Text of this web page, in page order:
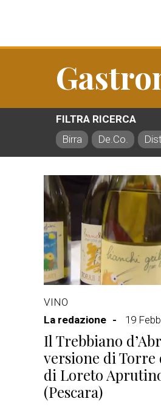
FILTRA RICERCA
Birra
De.Co.
VINO
La redazione
19
Il Trebbiano
versione di Torre
di Loreto
(Pescara)